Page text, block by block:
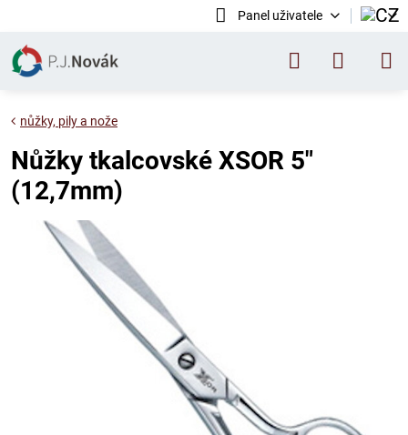
Panel uživatele
nůžky, pily a nože
Nůžky tkalcovské XSOR 5"
(12,7mm)